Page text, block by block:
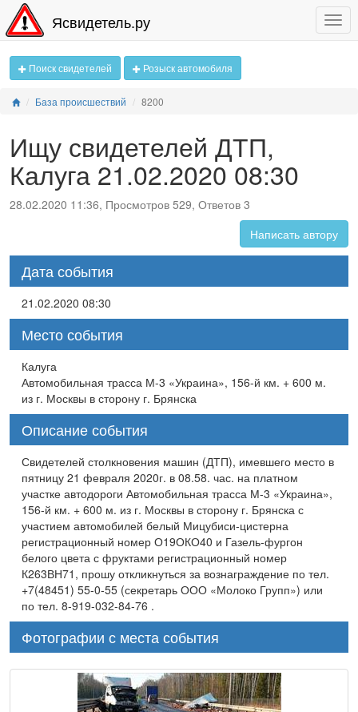
Ясвидетель.ру
Поиск свидетелей Розыск автомобиля
База происшествий 8200
Ищу свидетелей ДТП,
Калуга 21.02.2020 08:30
28.02.2020 11:36, Просмотров 529, Ответов 3
Написать автору
Дата события
21.02.2020 08:30
Место события
Калуга
Автомобильная трасса М-3 «Украина», 156-й км. + 600 м.
из г. Москвы в сторону г. Брянска
Описание события
Свидетелей столкновения машин (ДТП), имевшего место в
пятницу 21 февраля 2020г. в 08.58. час. на платном
участке автодороги Автомобильная трасса М-3 «Украина»,
156-й км. + 600 м. из г. Москвы в сторону г. Брянска с
участием автомобилей белый Мицубиси-цистерна
регистрационный номер О19ОКО40 и Газель-фургон
белого цвета с фруктами регистрационный номер
К263ВН71, прошу откликнуться за вознаграждение по тел.
+7(48451) 55-0-55 (секретарь ООО «Молоко Групп») или
по тел. 8-919-032-84-76 .
Фотографии с места события